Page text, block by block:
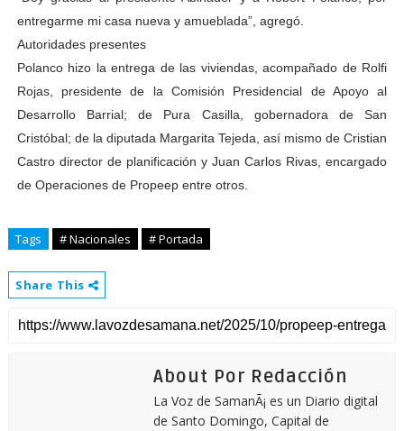
entregarme mi casa nueva y amueblada”, agregó.
Autoridades presentes
Polanco hizo la entrega de las viviendas, acompañado de Rolfi
Rojas, presidente de la Comisión Presidencial de Apoyo al
Desarrollo Barrial; de Pura Casilla, gobernadora de San
Cristóbal; de la diputada Margarita Tejeda, así mismo de Cristian
Castro director de planificación y Juan Carlos Rivas, encargado
de Operaciones de Propeep entre otros.
Tags # Nacionales # Portada
Share This
About Por Redacción
La Voz de SamanÃ¡ es un Diario digital
de Santo Domingo, Capital de